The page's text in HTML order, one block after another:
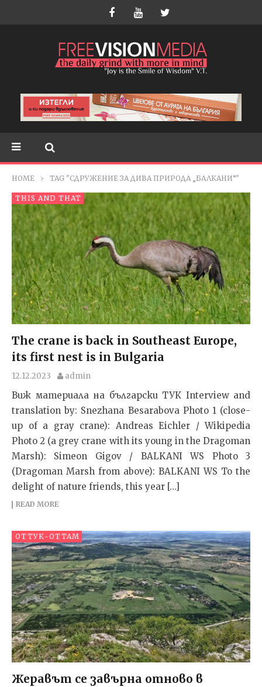
HOME TAG "СДРУЖЕНИЕ ЗА ДИВА ПРИРОДА „БАЛКАНИ“"
THIS AND THAT
The crane is back in Southeast Europe,
its first nest is in Bulgaria
12.12.2023 admin
Виж материала на български ТУК Interview and
translation by: Snezhana Besarabova Photo 1 (close-
up of a gray crane): Andreas Eichler / Wikipedia
Photo 2 (a grey crane with its young in the Dragoman
Marsh): Simeon Gigov / BALKANI WS Photo 3
(Dragoman Marsh from above): BALKANI WS To the
delight of nature friends, this year […]
READ MORE
ОТТУК-ОТТАМ
Жеравът се завърна отново в